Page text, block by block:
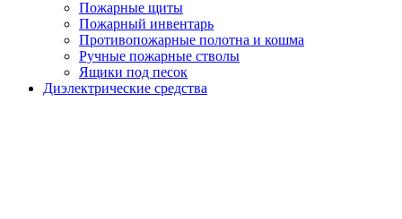
Пожарные щиты
Пожарный инвентарь
Противопожарные полотна и кошма
Ручные пожарные стволы
Ящики под песок
Диэлектрические средства